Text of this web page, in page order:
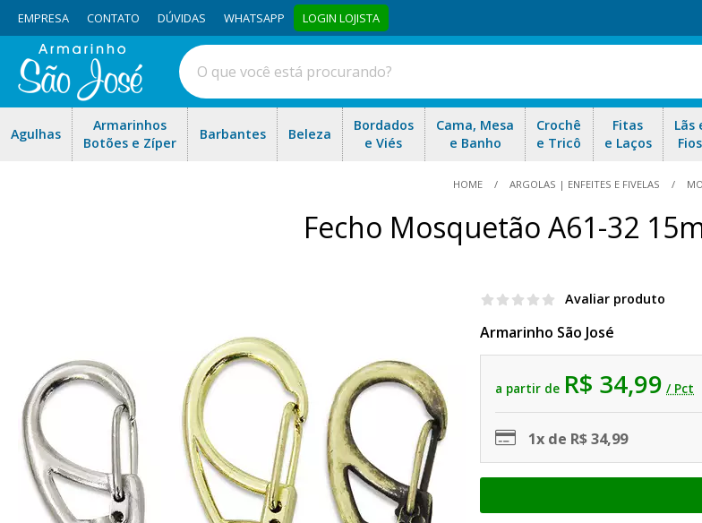
EMPRESA CONTATO DÚVIDAS WHATSAPP LOGIN LOJISTA
Agulhas
Armarinhos
Botões e Zíper
Barbantes Beleza
Bordados
e Viés
Cama, Mesa
e Banho
Crochê
e Tricô
Fitas
e Laços
Lãs
Fios
HOME ARGOLAS | ENFEITES E FIVELAS
Fecho Mosquetão A61-32
Avaliar produto
Armarinho São José
a partir de R$ 34,99 / Pct
1x de R$ 34,99